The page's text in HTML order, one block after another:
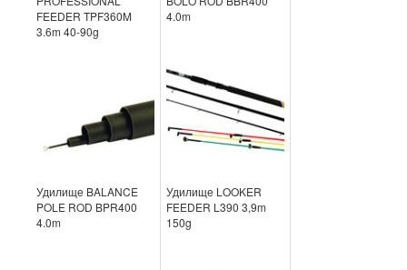
FEEDER TPF360M
3.6m 40-90g
4.0m
Удилище BALANCE
POLE ROD BPR400
4.0m
Удилище LOOKER
FEEDER L390 3,9m
150g